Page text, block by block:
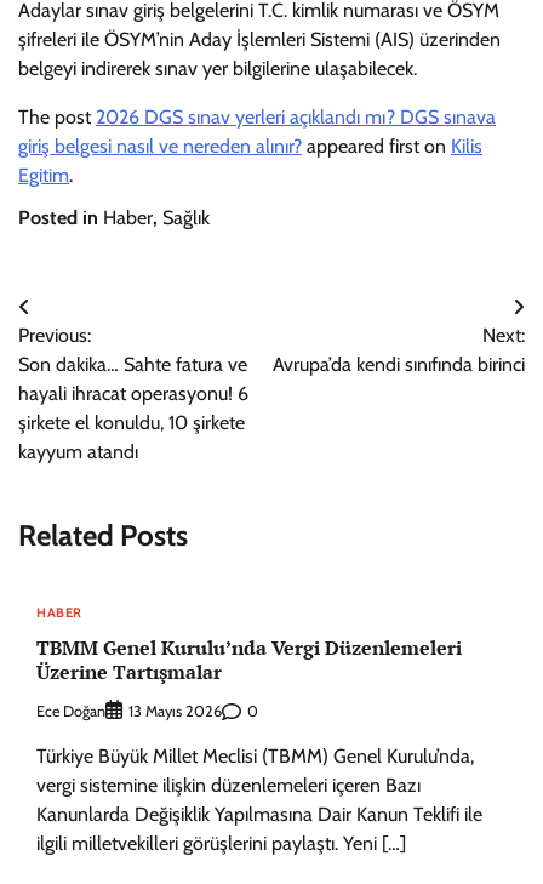
Adaylar sınav giriş belgelerini T.C. kimlik numarası ve ÖSYM
şifreleri ile ÖSYM’nin Aday İşlemleri Sistemi (AIS) üzerinden
belgeyi indirerek sınav yer bilgilerine ulaşabilecek.
The post 2026 DGS sınav yerleri açıklandı mı? DGS sınava
giriş belgesi nasıl ve nereden alınır? appeared first on Kilis
Egitim.
Posted in Haber, Sağlık
Yazı
gezinmesi
Previous:
Son dakika… Sahte fatura ve
hayali ihracat operasyonu! 6
şirkete el konuldu, 10 şirkete
kayyum atandı
Next:
Avrupa’da kendi sınıfında birinci
Related Posts
HABER
TBMM Genel Kurulu’nda Vergi Düzenlemeleri
Üzerine Tartışmalar
Ece Doğan 13 Mayıs 2026 0
Türkiye Büyük Millet Meclisi (TBMM) Genel Kurulu’nda,
vergi sistemine ilişkin düzenlemeleri içeren Bazı
Kanunlarda Değişiklik Yapılmasına Dair Kanun Teklifi ile
ilgili milletvekilleri görüşlerini paylaştı. Yeni […]